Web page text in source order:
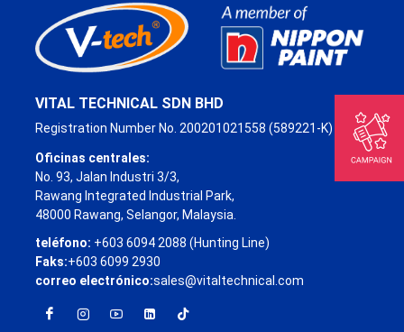
VITAL TECHNICAL SDN BHD
Registration Number No. 200201021558 (589221-K)
Oficinas centrales:
No. 93, Jalan Industri 3/3,
Rawang Integrated Industrial Park,
48000 Rawang, Selangor, Malaysia.
teléfono: +603 6094 2088 (Hunting Line)
Faks:+603 6099 2930
correo electrónico:sales@vitaltechnical.com